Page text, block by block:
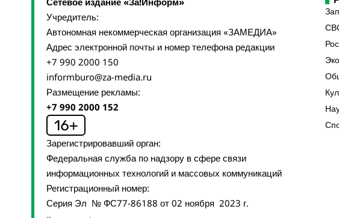
Учредитель:
Автономная некоммерческая организация «ЗАМЕДИА»
Адрес электронной почты и номер телефона редакции
+7 990 2000 150
informburo@za-media.ru
Размещение рекламы:
+7 990 2000 152
Зарегистрировавший орган:
Федеральная служба по надзору в сфере связи
информационных технологий и массовых коммуникаций
Регистрационный номер:
Серия Эл № ФС77-86188 от 02 ноября 2023 г.